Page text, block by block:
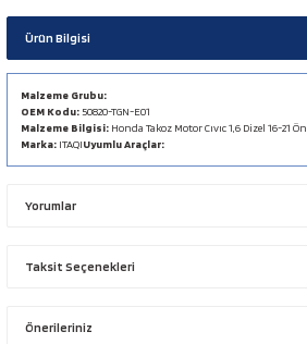
Ürün Bilgisi
Malzeme Grubu:
OEM Kodu: 50820-TGN-E01
Malzeme Bilgisi: Honda Takoz Motor Cıvıc 1,6 Dizel 16-21 Ön
Marka: ITAQIUyumlu Araçlar:
Yorumlar
Taksit Seçenekleri
Önerileriniz